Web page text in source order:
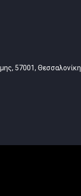
57001, Θεσσαλονίκη